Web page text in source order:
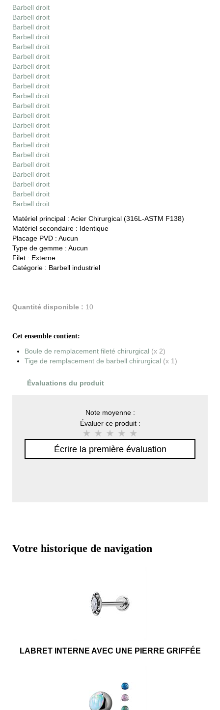
Barbell droit
Barbell droit
Barbell droit
Barbell droit
Barbell droit
Barbell droit
Barbell droit
Barbell droit
Barbell droit
Barbell droit
Barbell droit
Barbell droit
Barbell droit
Barbell droit
Barbell droit
Barbell droit
Barbell droit
Barbell droit
Barbell droit
Barbell droit
Barbell droit
Matériel principal : Acier Chirurgical (316L-ASTM F138)
Matériel secondaire : Identique
Placage PVD : Aucun
Type de gemme : Aucun
Filet : Externe
Catégorie : Barbell industriel
Quantité disponible : 10
Cet ensemble contient:
Boule de remplacement fileté chirurgical (x 2)
Tige de remplacement de barbell chirurgical (x 1)
Évaluations du produit
Note moyenne :
Évaluer ce produit :
Écrire la première évaluation
Votre historique de navigation
LABRET INTERNE AVEC UNE PIERRE GRIFFÉE